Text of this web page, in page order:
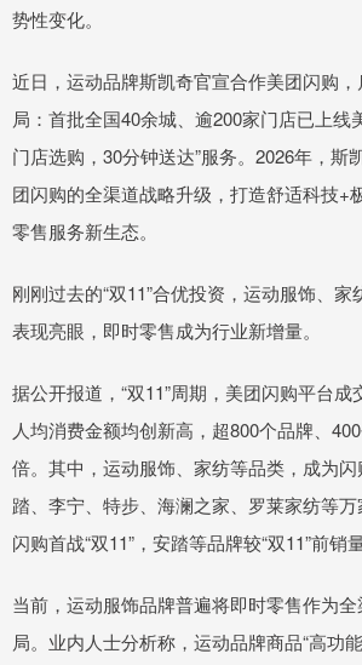
势性变化。
近日，运动品牌斯凯奇官宣合作美团闪购
局：首批全国40余城、逾200家门店已上线
门店选购，30分钟送达”服务。2026年，斯
团闪购的全渠道战略升级，打造舒适科技+
零售服务新生态。
刚刚过去的“双11”合优投资，运动服饰、
表现亮眼，即时零售成为行业新增量。
据公开报道，“双11”周期，美团闪购平台
人均消费金额均创新高，超800个品牌、
倍。其中，运动服饰、家纺等品类，成为
踏、李宁、特步、海澜之家、罗莱家纺等
闪购首战“双11”，安踏等品牌较“双11”前销
当前，运动服饰品牌普遍将即时零售作为
局。业内人士分析称，运动品牌商品“高功